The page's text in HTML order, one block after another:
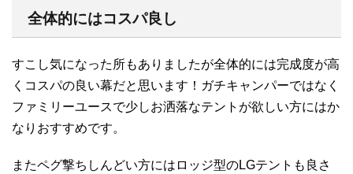
全体的にはコスパ良し
すこし気になった所もありましたが全体的には完成度が高
くコスパの良い幕だと思います！ガチキャンパーではなく
ファミリーユースで少しお洒落なテントが欲しい方にはか
なりおすすめです。
またペグ撃ちしんどい方にはロッジ型のLGテントも良さ